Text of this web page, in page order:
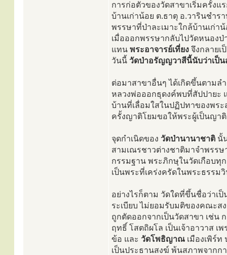
การก่อตัวของวัดสาขาเริ่มครั้ง
บ้านเก่าน้อย ต.ธาตุ อ.วารินชำร
พรรษาที่ป่าละเมาะใกล้บ้านเก่
เมื่อออกพรรษากลับไปวัดหนอง
แทน พระอาจารย์เที่ยง จึงกลายเ
วันนี้ วัดป่าอรัญญวาสีนี้นับว่าเป็
ต่อมาสาขาอื่นๆ ได้เกิดขึ้นตาม
หลวงพ่อออกธุดงค์พบที่สัปปายะ
บ้านที่เลื่อมใสในปฏิปทาของพระ
ครั้งญาติโยมขอให้พระผู้เป็นญา
จุดกำเนิดของ วัดป่านานาชาติ นั้
สามเณรชาวต่างชาติมาจำพรร
กรรมฐาน พระภิกษุในวัดเกือบทุ
เป็นพระที่เคร่งครัดในพระธรร
อย่างไรก็ตาม วัดใดที่ขึ้นชื่อว่าเ
ระเบียบ ไม่ยอมรับมติของคณะ
ถูกตัดออกจากเป็นวัดสาขา เช่น
ฤทธิ์ โสตถิผโล เป็นเจ้าอาวาส
ข้อ และ วัดโพธิญาณ เมืองเพิร์ท
เป็นประธานสงฆ์ พ้นสภาพจากก